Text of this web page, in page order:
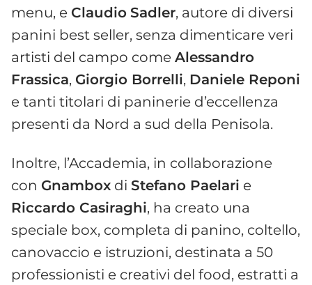
menu, e Claudio Sadler, autore di diversi
panini best seller, senza dimenticare veri
artisti del campo come Alessandro
Frassica, Giorgio Borrelli, Daniele Reponi
e tanti titolari di paninerie d’eccellenza
presenti da Nord a sud della Penisola.
Inoltre, l’Accademia, in collaborazione
con Gnambox di Stefano Paelari e
Riccardo Casiraghi, ha creato una
speciale box, completa di panino, coltello,
canovaccio e istruzioni, destinata a 50
professionisti e creativi del food, estratti a